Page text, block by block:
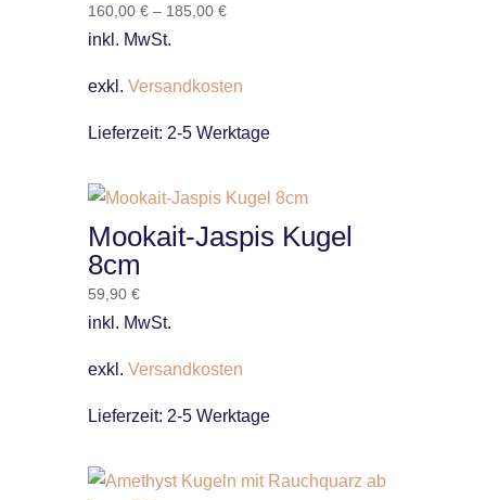
160,00 €– 185,00 €
inkl. MwSt.
exkl. Versandkosten
Lieferzeit: 2-5 Werktage
Mookait-Jaspis Kugel
8cm
59,90 €
inkl. MwSt.
exkl. Versandkosten
Lieferzeit: 2-5 Werktage